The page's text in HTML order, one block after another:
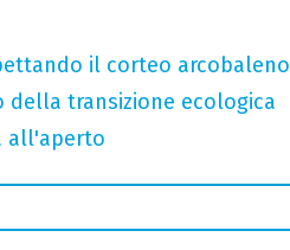
il corteo arcobaleno
della transizione ecologica
all'aperto